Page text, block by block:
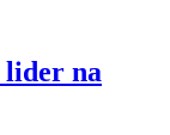
lider na